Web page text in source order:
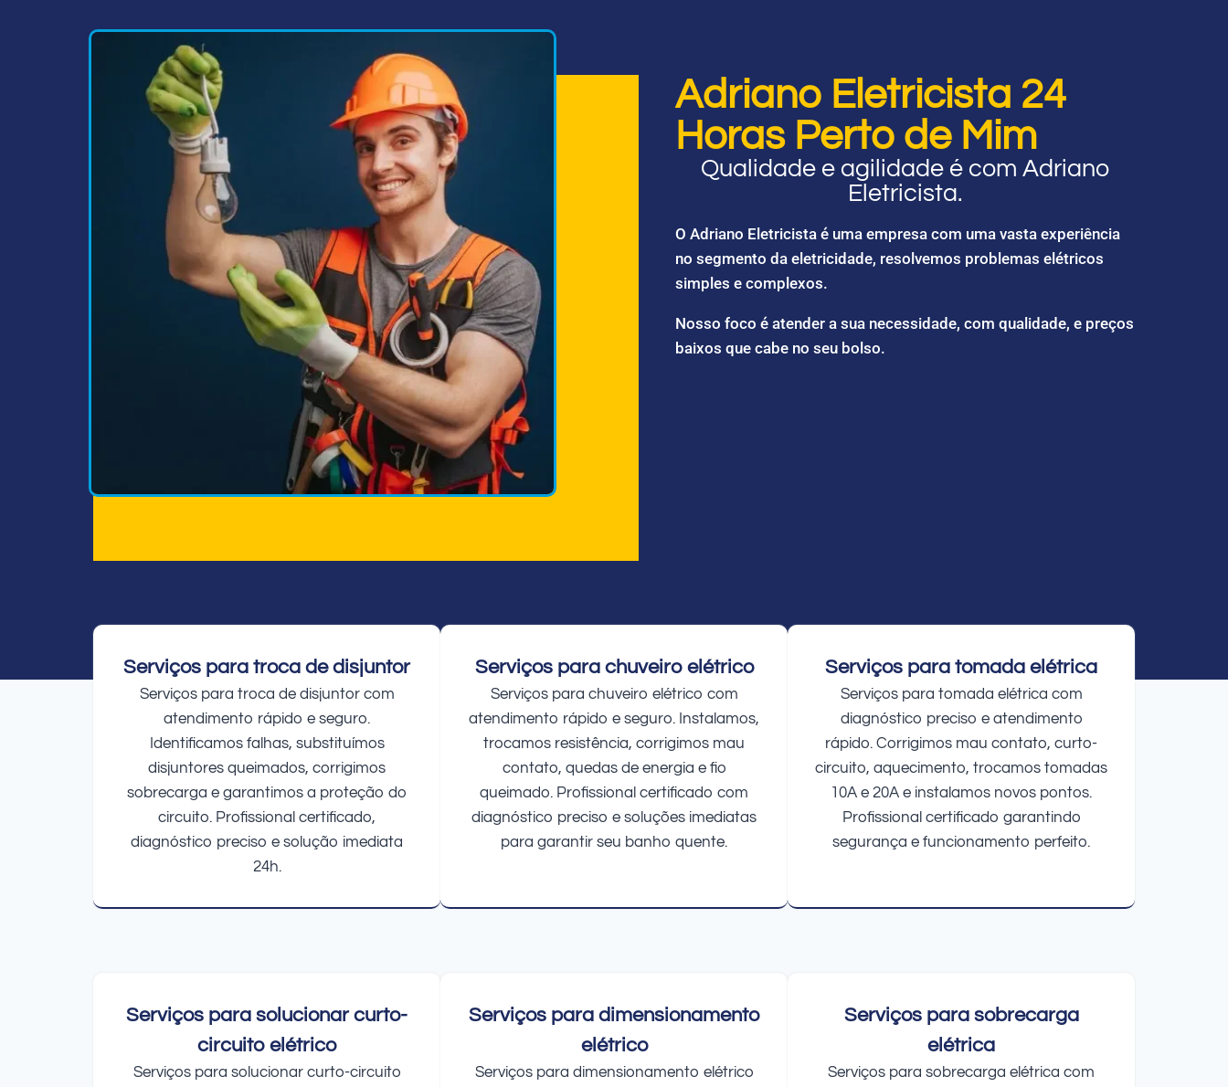
Adriano Eletricista 24
Horas Perto de Mim
Qualidade e agilidade é com Adriano
Eletricista.
O Adriano Eletricista é uma empresa com uma vasta experiência
no segmento da eletricidade, resolvemos problemas elétricos
simples e complexos.
Nosso foco é atender a sua necessidade, com qualidade, e preços
baixos que cabe no seu bolso.
Serviços para troca de disjuntor
Serviços para troca de disjuntor com
atendimento rápido e seguro.
Identificamos falhas, substituímos
disjuntores queimados, corrigimos
sobrecarga e garantimos a proteção do
circuito. Profissional certificado,
diagnóstico preciso e solução imediata
24h.
Serviços para chuveiro elétrico
Serviços para chuveiro elétrico com
atendimento rápido e seguro. Instalamos,
trocamos resistência, corrigimos mau
contato, quedas de energia e fio
queimado. Profissional certificado com
diagnóstico preciso e soluções imediatas
para garantir seu banho quente.
Serviços para tomada elétrica
Serviços para tomada elétrica com
diagnóstico preciso e atendimento
rápido. Corrigimos mau contato, curto-
circuito, aquecimento, trocamos tomadas
10A e 20A e instalamos novos pontos.
Profissional certificado garantindo
segurança e funcionamento perfeito.
Serviços para solucionar curto-
circuito elétrico
Serviços para solucionar curto-circuito
Serviços para dimensionamento
elétrico
Serviços para dimensionamento elétrico
Serviços para sobrecarga
elétrica
Serviços para sobrecarga elétrica com